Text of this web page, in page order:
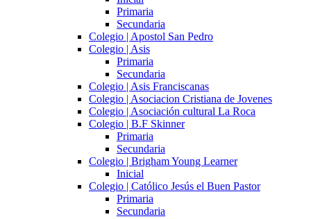
Primaria
Secundaria
Colegio | Apostol San Pedro
Colegio | Asis
Primaria
Secundaria
Colegio | Asis Franciscanas
Colegio | Asociacion Cristiana de Jovenes
Colegio | Asociación cultural La Roca
Colegio | B.F Skinner
Primaria
Secundaria
Colegio | Brigham Young Learner
Inicial
Colegio | Católico Jesús el Buen Pastor
Primaria
Secundaria